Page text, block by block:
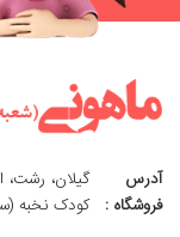
آدرس
فروشگاه :
گیلان، رشت،
کودک نخبه (ساعت